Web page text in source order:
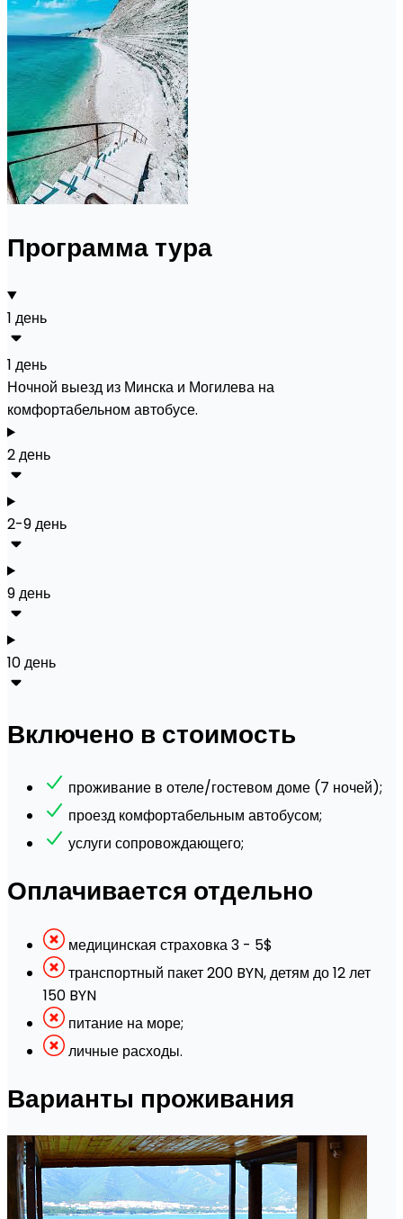
Программа тура
1 день
1 день
Ночной выезд из Минска и Могилева на
комфортабельном автобусе.
2 день
2-9 день
9 день
10 день
Включено в стоимость
проживание в отеле/гостевом доме (7 ночей);
проезд комфортабельным автобусом;
услуги сопровождающего;
Оплачивается отдельно
медицинская страховка 3 - 5$
транспортный пакет 200 BYN, детям до 12 лет
150 BYN
питание на море;
личные расходы.
Варианты проживания